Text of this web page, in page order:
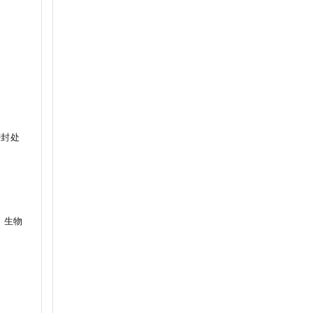
处
生物